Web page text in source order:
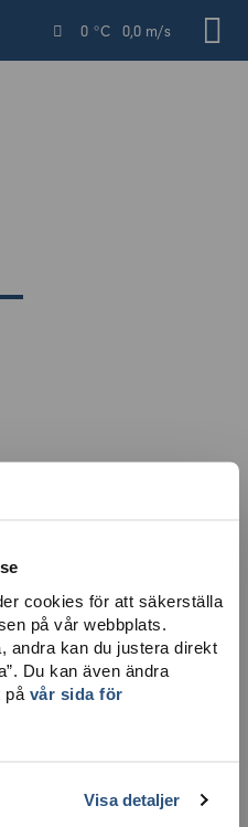
cookies för att säkerställa
på vår webbplats.
andra kan du justera direkt
Du kan även ändra
på vår sida för
Visa detaljer
0 °C 0,0 m/s
LADDA NER KARTA